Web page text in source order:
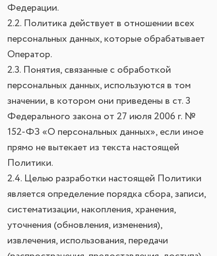
Федерации.
2.2. Политика действует в отношении всех
персональных данных, которые обрабатывает
Оператор.
2.3. Понятия, связанные с обработкой
персональных данных, используются в том
значении, в котором они приведены в ст. 3
Федерального закона от 27 июля 2006 г. №
152-ФЗ «О персональных данных», если иное
прямо не вытекает из текста настоящей
Политики.
2.4. Целью разработки настоящей Политики
является определение порядка сбора, записи,
систематизации, накопления, хранения,
уточнения (обновления, изменения),
извлечения, использования, передачи